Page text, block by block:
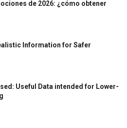
de 2026: ¿cómo obtener
Information for Safer
Useful Data intended for Lower-